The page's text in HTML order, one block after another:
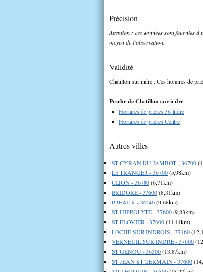
Précision
Attention : ces données sont fournies
moyen de l'observation.
Validité
Chatillon sur indre : Ces horaires de
Proche de Chatillon sur indre
Horaires de prières 36 Indre
Horaires de prières Centre
Autres villes
ST CYRAN DU JAMBOT - 36700
LE TRANGER - 36700(5,98km)
CLION - 36700(6,71km)
BRIDORE - 37600(8,31km)
PREAUX - 36240(9,68km)
ST HIPPOLYTE - 37600(9,83km)
ST FLOVIER - 37600(11,44km)
LOCHE SUR INDROIS - 37460
VERNEUIL SUR INDRE - 37600
ST GENOU - 36500(13,87km)
ST JEAN ST GERMAIN - 37600